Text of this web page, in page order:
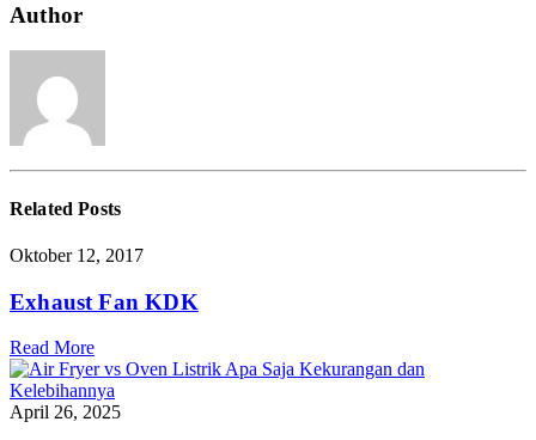
Author
RelatedPosts
Oktober 12, 2017
Exhaust Fan KDK
Read More
April 26, 2025